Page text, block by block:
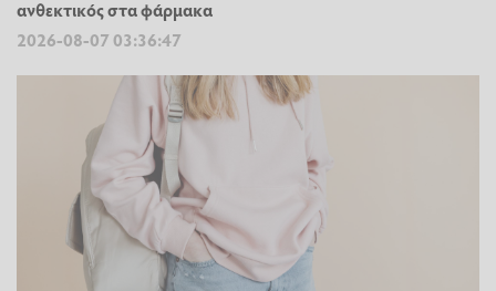
ανθεκτικός στα φάρμακα
2026-08-07 03:36:47